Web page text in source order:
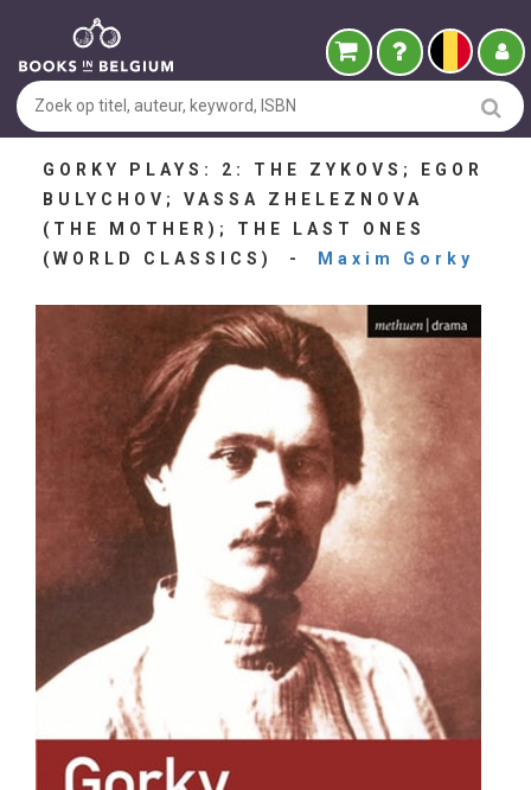
GORKY PLAYS: 2: THE ZYKOVS; EGOR
BULYCHOV; VASSA ZHELEZNOVA
(THE MOTHER); THE LAST ONES
(WORLD CLASSICS) -
Maxim Gorky